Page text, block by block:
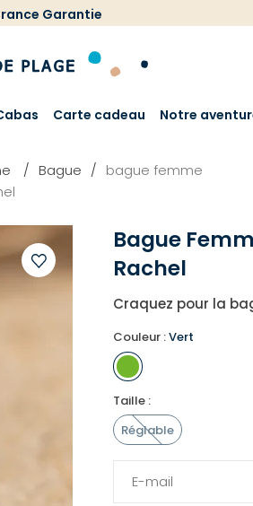
Garantie
Carte cadeau Notre
Bague
bague femme
Bague
Rachel
Craquez pour la
Couleur :Vert
Taille :
Réglable